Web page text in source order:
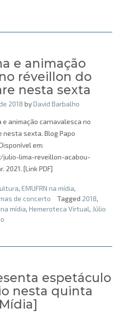
e animação
réveillon do
nesta sexta
2018 byDavid Barbalho
e animação carnavalesca no
nesta sexta. Blog Papo
em:
lima-reveillon-acabou-
2021. [Link PDF]
, EMUFRN na mídia,
de concerto Tagged 2018,
mídia, Hemeroteca Virtual, Júlio
espetáculo
nesta quinta